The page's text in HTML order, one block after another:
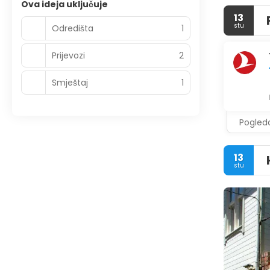
13
stu
13
stu
Ova ideja uključuje
Odredišta
1
Prijevozi 2
Smještaj 1